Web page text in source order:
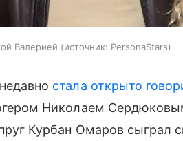
Валерией источник: PersonaStars
недавно стала открыто
Николаем
Курбан Омаров сыграл